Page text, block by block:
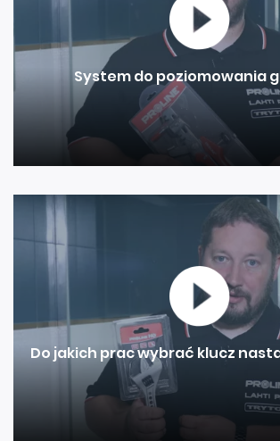
System do poziomowania
Do jakich prac wybrać klucz